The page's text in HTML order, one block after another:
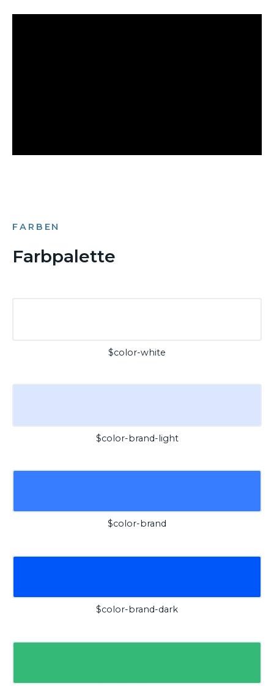
FARBEN
Farbpalette
$color-white
$color-brand-light
$color-brand
$color-brand-dark